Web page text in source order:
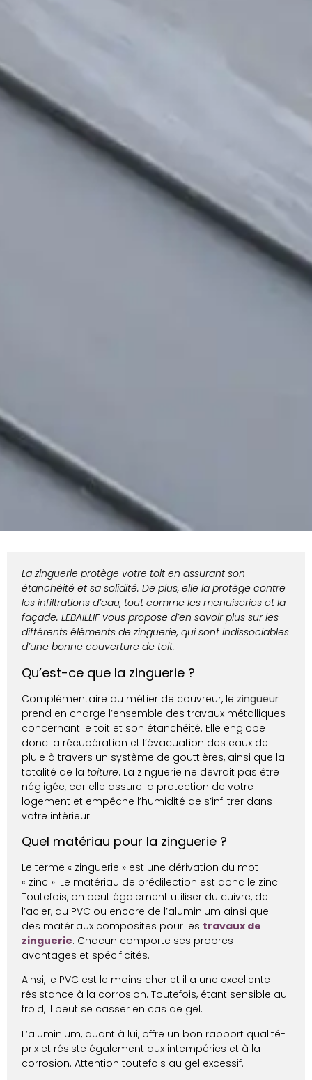
La zinguerie protège votre toit en assurant son
étanchéité et sa solidité. De plus, elle la protège contre
les infiltrations d’eau, tout comme les menuiseries et la
façade. LEBAILLIF vous propose d’en savoir plus sur les
différents éléments de zinguerie, qui sont indissociables
d’une bonne couverture de toit.
Qu’est-ce que la zinguerie ?
Complémentaire au métier de couvreur, le zingueur
prend en charge l’ensemble des travaux métalliques
concernant le toit et son étanchéité. Elle englobe
donc la récupération et l’évacuation des eaux de
pluie à travers un système de gouttières, ainsi que la
totalité de la toiture. La zinguerie ne devrait pas être
négligée, car elle assure la protection de votre
logement et empêche l’humidité de s’infiltrer dans
votre intérieur.
Quel matériau pour la zinguerie ?
Le terme « zinguerie » est une dérivation du mot
« zinc ». Le matériau de prédilection est donc le zinc.
Toutefois, on peut également utiliser du cuivre, de
l’acier, du PVC ou encore de l’aluminium ainsi que
des matériaux composites pour les travaux de
zinguerie. Chacun comporte ses propres
avantages et spécificités.
Ainsi, le PVC est le moins cher et il a une excellente
résistance à la corrosion. Toutefois, étant sensible au
froid, il peut se casser en cas de gel.
L’aluminium, quant à lui, offre un bon rapport qualité-
prix et résiste également aux intempéries et à la
corrosion. Attention toutefois au gel excessif.